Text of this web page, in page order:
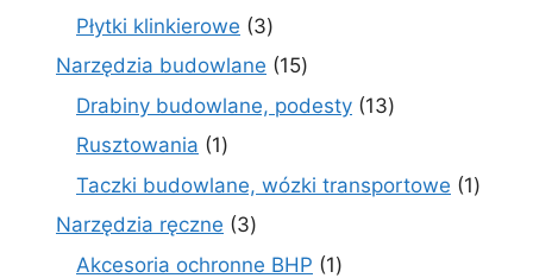
Płytki klinkierowe 33
produkty
Narzędzia budowlane 1515
produktów
Drabiny budowlane, podesty 1313
Rusztowania 11
produkt
Taczki budowlane, wózki transportowe 11
Narzędzia ręczne 33
produkty
Akcesoria ochronne BHP 11